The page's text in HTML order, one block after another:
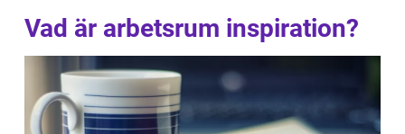
Vad är arbetsrum inspiration?